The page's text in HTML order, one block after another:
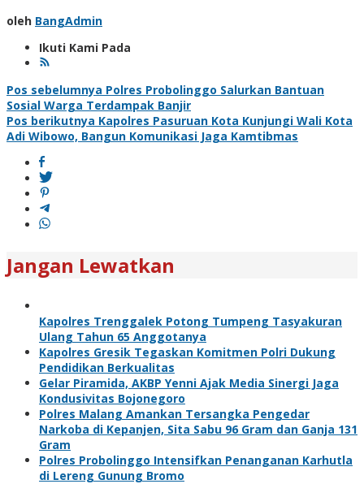
oleh BangAdmin
Ikuti Kami Pada
Navigasi
pos
Pos sebelumnya Polres Probolinggo Salurkan Bantuan
Sosial Warga Terdampak Banjir
Pos berikutnya Kapolres Pasuruan Kota Kunjungi Wali Kota
Adi Wibowo, Bangun Komunikasi Jaga Kamtibmas
Jangan Lewatkan
Kapolres Trenggalek Potong Tumpeng Tasyakuran
Ulang Tahun 65 Anggotanya
Kapolres Gresik Tegaskan Komitmen Polri Dukung
Pendidikan Berkualitas
Gelar Piramida, AKBP Yenni Ajak Media Sinergi Jaga
Kondusivitas Bojonegoro
Polres Malang Amankan Tersangka Pengedar
Narkoba di Kepanjen, Sita Sabu 96 Gram dan Ganja 131
Gram
Polres Probolinggo Intensifkan Penanganan Karhutla
di Lereng Gunung Bromo